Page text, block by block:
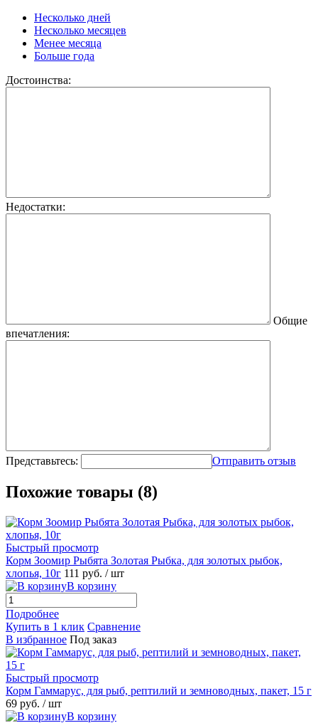
Несколько дней
Несколько месяцев
Менее месяца
Больше года
Достоинства:
Недостатки:
Общие
впечатления:
Представьтесь: Отправить отзыв
Похожие товары (8)
Быстрый просмотр
Корм Зоомир Рыбята Золотая Рыбка, для золотых рыбок,
хлопья, 10г 111 руб. / шт
В корзину
Подробнее
Купить в 1 клик Сравнение
В избранное Под заказ
Быстрый просмотр
Корм Гаммарус, для рыб, рептилий и земноводных, пакет, 15 г
69 руб. / шт
В корзину